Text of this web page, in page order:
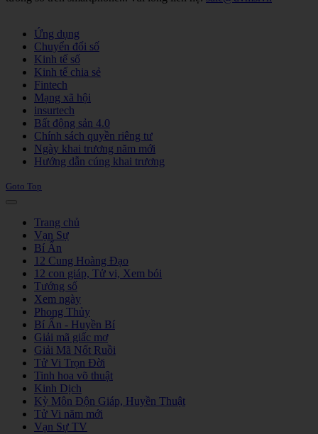
Ứng dụng
Chuyển đổi số
Kinh tế số
Kinh tế chia sẻ
Fintech
Mạng xã hội
insurtech
Bất động sản 4.0
Chính sách quyền riêng tư
Ngày khai trương năm mới
Hướng dẫn cúng khai trương
Goto Top
Trang chủ
Vạn Sự
Bí Ẩn
12 Cung Hoàng Đạo
12 con giáp, Tử vi, Xem bói
Tướng số
Xem ngày
Phong Thủy
Bí Ẩn - Huyền Bí
Giải mã giấc mơ
Giải Mã Nốt Ruồi
Tử Vi Trọn Đời
Tinh hoa võ thuật
Kinh Dịch
Kỳ Môn Độn Giáp, Huyền Thuật
Tử Vi năm mới
Vạn Sự TV